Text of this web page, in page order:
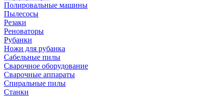
Полировальные машины
Пылесосы
Резаки
Реноваторы
Рубанки
Ножи для рубанка
Сабельные пилы
Сварочное оборудование
Сварочные аппараты
Спиральные пилы
Станки